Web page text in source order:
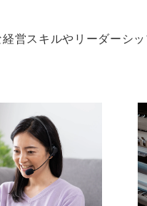
営スキルやリーダーシ